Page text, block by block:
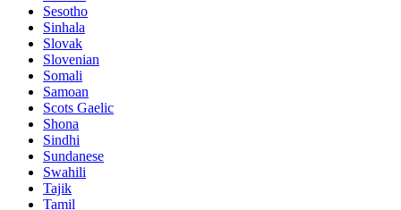
Sesotho
Sinhala
Slovak
Slovenian
Somali
Samoan
Scots Gaelic
Shona
Sindhi
Sundanese
Swahili
Tajik
Tamil